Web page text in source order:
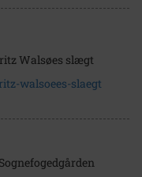
Walsøes slægt
walsoees-slaegt